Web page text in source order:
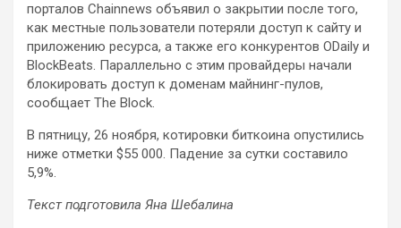
порталов Chainnews объявил о закрытии после того,
как местные пользователи потеряли доступ к сайту и
приложению ресурса, а также его конкурентов ODaily и
BlockBeats. Параллельно с этим провайдеры начали
блокировать доступ к доменам майнинг-пулов,
сообщает The Block.
В пятницу, 26 ноября, котировки биткоина опустились
ниже отметки $55 000. Падение за сутки составило
5,9%.
Текст подготовила Яна Шебалина